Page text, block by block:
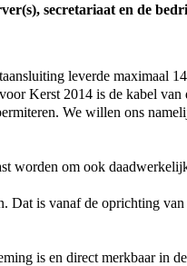
secretariaat en de
leverde maximaal
Kerst 2014 is de kabel van
We willen ons
worden om ook
is vanaf de oprichting
is en direct merkbaar in